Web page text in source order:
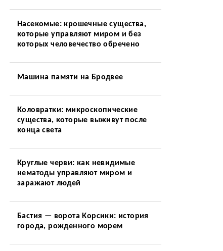
Насекомые: крошечные существа,
которые управляют миром и без
которых человечество обречено
Машина памяти на Бродвее
Коловратки: микроскопические
существа, которые выживут после
конца света
Круглые черви: как невидимые
нематоды управляют миром и
заражают людей
Бастия — ворота Корсики: история
города, рожденного морем